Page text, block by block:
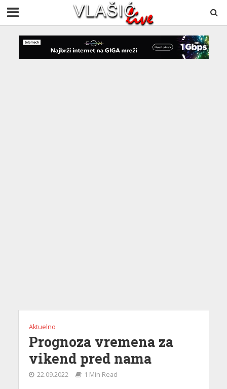
Aktuelno
Prognoza vremena za
vikend pred nama
22.09.2022 1 Min Read